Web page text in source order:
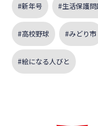
#新年号 #生活保護問
#高校野球 #みどり市
#絵になる人びと